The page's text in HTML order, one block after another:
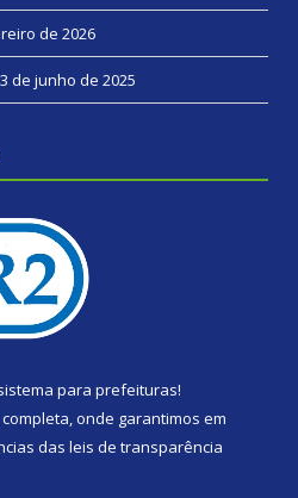
de 2026
3 de junho de 2025
para prefeituras!
completa, onde garantimos em
das leis de transparência